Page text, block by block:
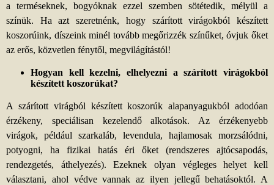
a terméseknek, bogyóknak ezzel szemben sötétedik, mélyül a
színük. Ha azt szeretnénk, hogy szárított virágokból készített
koszorúink, díszeink minél tovább megőrizzék színűket, óvjuk őket
az erős, közvetlen fénytől, megvilágítástól!
Hogyan kell kezelni, elhelyezni a szárított virágokból
készített koszorúkat?
A szárított virágból készített koszorúk alapanyagukból adodóan
érzékeny, speciálisan kezelendő alkotások. Az érzékenyebb
virágok, például szarkaláb, levendula, hajlamosak morzsálódni,
potyogni, ha fizikai hatás éri őket (rendszeres ajtócsapodás,
rendezgetés, áthelyezés). Ezeknek olyan végleges helyet kell
választani, ahol védve vannak az ilyen jellegű behatásoktól. A